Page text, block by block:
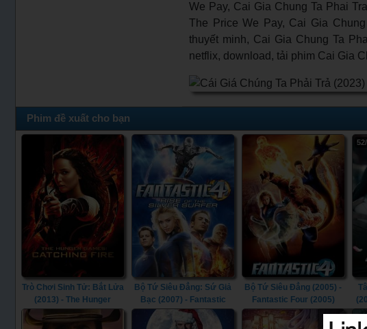
We Pay, Cai Gia Chung Ta Phai
The Price We Pay, Cai Gia
thuyết minh, Cai Gia Chung Ta
netflix, download, tải phim Cai Gia
Phim đề xuất cho bạn
Trò Chơi Sinh Tử: Bắt Lửa
(2013) - The Hunger
Games: Catching Fire
Bộ Tứ Siêu Đẳng: Sứ Giả
Bạc (2007) - Fantastic
Four: Rise of the Silver
Surfer (2007)
Bộ Tứ Siêu Đẳng (2005) -
Fantastic Four (2005)
the